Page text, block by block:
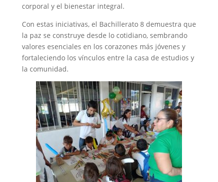
corporal y el bienestar integral.
Con estas iniciativas, el Bachillerato 8 demuestra que
la paz se construye desde lo cotidiano, sembrando
valores esenciales en los corazones más jóvenes y
fortaleciendo los vínculos entre la casa de estudios y
la comunidad.